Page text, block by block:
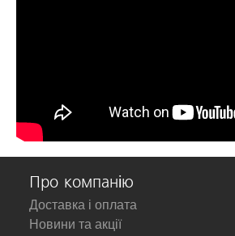
Про компанію
Доставка і оплата
Новини та акції